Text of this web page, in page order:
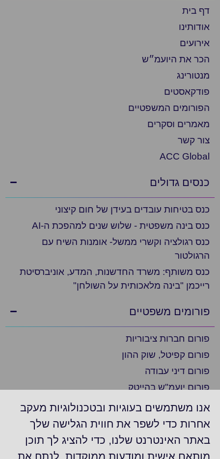
דף בית
אודותינו
אירועים
הכר את היועמ״ש
מנטורינג
פודקאסטים
הפורומים המשפטיים
מאמרים וסקרים
צור קשר
ACC Global
כנסים גדולים
כנס בטיחות עובדים בעידן של חום קיצוני
כנס בינה משפטית - שלוש שנים למהפכת ה-AI
כנס רגולציה וקשרי ממשל- אומנות השיח עם
הרגולטור
כנס משותף: משרד החדשנות, המדע, אוניברסיטת
רייכמן "בינה מלאכותית על השולחן"
פורומים משפטיים
פורום חברות ציבוריות
פורום קפיטל, שוק ההון
פורום דיני עבודה
פורום יועמ"ש בהייטק
פורום ציות
פורום ביומד ופארמה
פורום יועמ"ש בצפון
פורום חברות דואליות/נסחרות בניו יורק
אנו משתמשים בעוגיות ובטכנולוגיות מעקב
אחרות כדי לשפר את חווית הגלישה שלך
באתר האינטרנט שלנו, כדי להציג לך תוכן
מותאם אישית ומודעות ממוקדות, לנתח את